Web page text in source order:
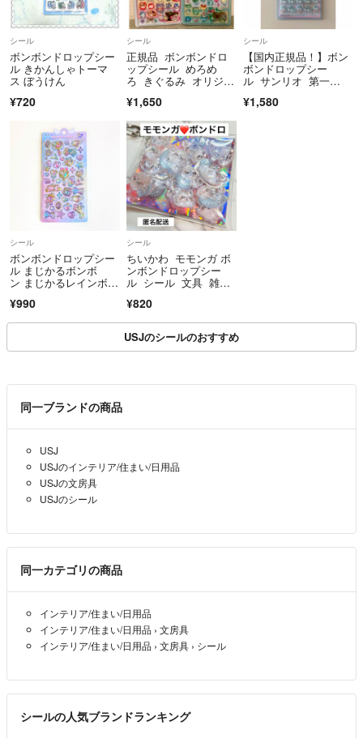
シール
ボンボンドロップシー
ル きかんしゃトーマ
ス ぼうけん
¥720
シール
正規品 ボンボンドロ
ップシール めろめ
ろ きぐるみ オリジナ
¥1,650
シール
【国内正規品！】ボン
ボンドロップシー
ル サンリオ 第一
¥1,580
シール
ボンボンドロップシー
ル まじかるボンボ
ン まじかるレインボ
ロ オリジナル 新品未
開封 正規品
¥990
シール
ちいかわ モモンガ ボ
ンボンドロップシー
ル シール 文具 雑
¥820
USJのシールのおすすめ
同一ブランドの商品
USJ
USJのインテリア/住まい/日用品
USJの文房具
USJのシール
同一カテゴリの商品
インテリア/住まい/日用品
インテリア/住まい/日用品 › 文房具
インテリア/住まい/日用品 › 文房具 › シール
シールの人気ブランドランキング